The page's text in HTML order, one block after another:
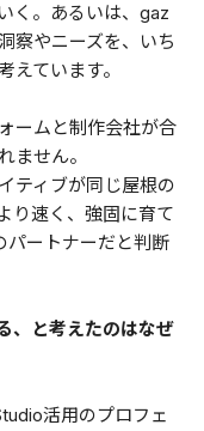
く。あるいは、gaz
察やニーズを、いち
ています。
ームと制作会社が合
ません。
ティブが同じ屋根の
り速く、強固に育て
パートナーだと判断
と考えたのはなぜ
活用のプロフェ